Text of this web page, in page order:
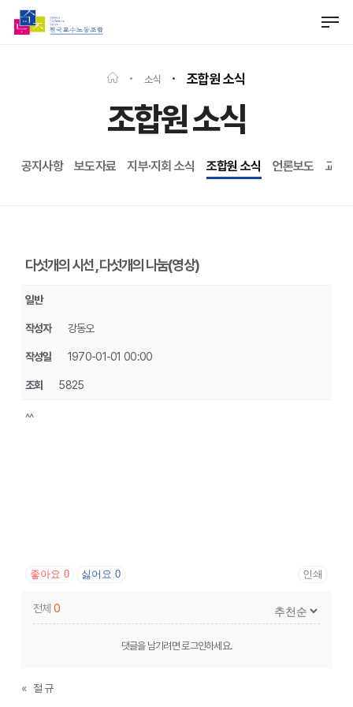
소식 조합원 소식
조합원 소식
공지사항 보도자료 지부·지회 소식 조합원 소식 언론보도 교수
다섯개의 시선 , 다섯개의 나눔(영상)
일반
작성자 강동오
작성일 1970-01-01 00:00
조회 5825
^^
좋아요 0 싫어요0 인쇄
전체 0
댓글을 남기려면로그인하세요.
«
절 규